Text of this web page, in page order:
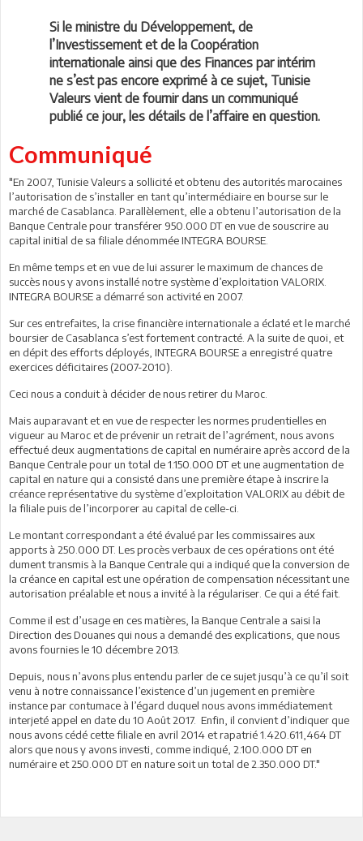
Si le ministre du Développement, de
l’Investissement et de la Coopération
internationale ainsi que des Finances par intérim
ne s’est pas encore exprimé à ce sujet, Tunisie
Valeurs vient de fournir dans un communiqué
publié ce jour, les détails de l’affaire en question.
Communiqué
"En 2007, Tunisie Valeurs a sollicité et obtenu des autorités marocaines
l’autorisation de s’installer en tant qu’intermédiaire en bourse sur le
marché de Casablanca. Parallèlement, elle a obtenu l’autorisation de la
Banque Centrale pour transférer 950.000 DT en vue de souscrire au
capital initial de sa filiale dénommée INTEGRA BOURSE.
En même temps et en vue de lui assurer le maximum de chances de
succès nous y avons installé notre système d’exploitation VALORIX.
INTEGRA BOURSE a démarré son activité en 2007.
Sur ces entrefaites, la crise financière internationale a éclaté et le marché
boursier de Casablanca s’est fortement contracté. A la suite de quoi, et
en dépit des efforts déployés, INTEGRA BOURSE a enregistré quatre
exercices déficitaires (2007-2010).
Ceci nous a conduit à décider de nous retirer du Maroc.
Mais auparavant et en vue de respecter les normes prudentielles en
vigueur au Maroc et de prévenir un retrait de l’agrément, nous avons
effectué deux augmentations de capital en numéraire après accord de la
Banque Centrale pour un total de 1.150.000 DT et une augmentation de
capital en nature qui a consisté dans une première étape à inscrire la
créance représentative du système d’exploitation VALORIX au débit de
la filiale puis de l’incorporer au capital de celle-ci.
Le montant correspondant a été évalué par les commissaires aux
apports à 250.000 DT. Les procès verbaux de ces opérations ont été
dument transmis à la Banque Centrale qui a indiqué que la conversion de
la créance en capital est une opération de compensation nécessitant une
autorisation préalable et nous a invité à la régulariser. Ce qui a été fait.
Comme il est d’usage en ces matières, la Banque Centrale a saisi la
Direction des Douanes qui nous a demandé des explications, que nous
avons fournies le 10 décembre 2013.
Depuis, nous n’avons plus entendu parler de ce sujet jusqu’à ce qu’il soit
venu à notre connaissance l’existence d’un jugement en première
instance par contumace à l’égard duquel nous avons immédiatement
interjeté appel en date du 10 Août 2017. Enfin, il convient d’indiquer que
nous avons cédé cette filiale en avril 2014 et rapatrié 1.420.611,464 DT
alors que nous y avons investi, comme indiqué, 2.100.000 DT en
numéraire et 250.000 DT en nature soit un total de 2.350.000 DT."